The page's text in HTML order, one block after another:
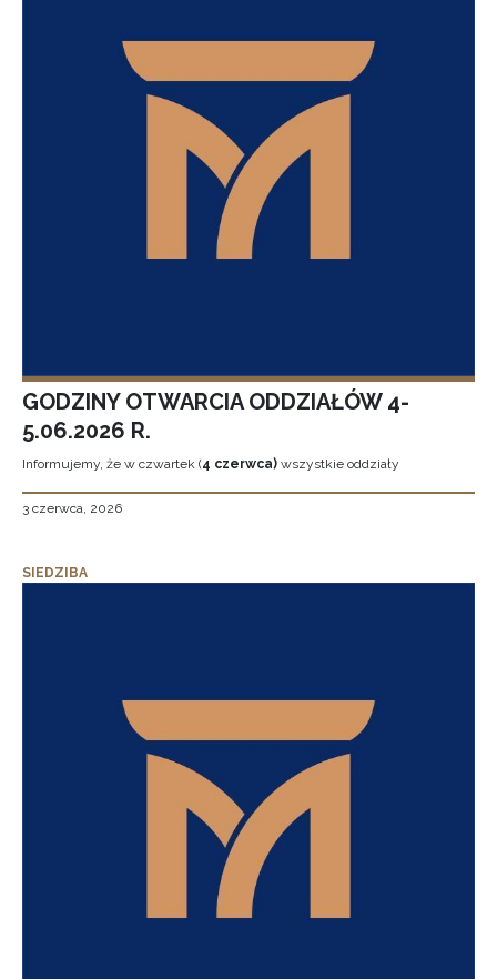
GODZINY OTWARCIA ODDZIAŁÓW 4-
5.06.2026 R.
Informujemy, że w czwartek (4 czerwca) wszystkie oddziały
3 czerwca, 2026
SIEDZIBA